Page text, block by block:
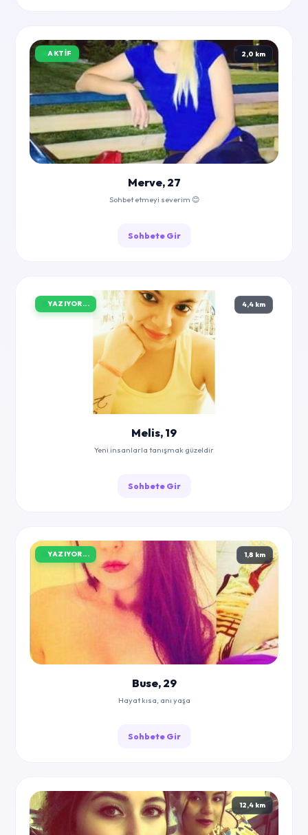
AKTIF 2,0 km
Merve, 27
Sohbet etmeyi severim 😊
Sohbete Gir
YAZIYOR... 4,4 km
Melis, 19
Yeni insanlarla tanışmak güzeldir
Sohbete Gir
YAZIYOR... 1,8 km
Buse, 29
Hayat kısa, anı yaşa
Sohbete Gir
12,4 km